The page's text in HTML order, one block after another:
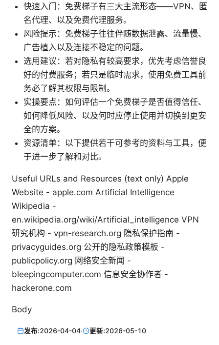
快速入门：免费梯子有三大主流形态——VPN、匿
名代理、以及免费代理服务。
风险提示：免费梯子往往伴随数据泄露、流量慢、
广告植入以及连接不稳定的问题。
选用建议：若对隐私有较高要求，优先考虑信誉良
好的付费服务；若只是临时需求，使用免费工具前
务必了解其权限与限制。
实操要点：如何评估一个免费梯子是否值得信任、
如何降低风险、以及何时应停止使用并切换到更安
全的方案。
资源清单：以下提供若干可参考的资料与工具，便
于进一步了解和对比。
Useful URLs and Resources (text only) Apple
Website - apple.com Artificial Intelligence
Wikipedia -
en.wikipedia.org/wiki/Artificial_intelligence VPN
研究机构 - vpn-research.org 隐私保护指南 -
privacyguides.org 公开的隐私政策模板 -
publicpolicy.org 网络安全新闻 -
bleepingcomputer.com 信息安全协作者 -
hackerone.com
Body
发布:2026-04-04· 更新:2026-05-10